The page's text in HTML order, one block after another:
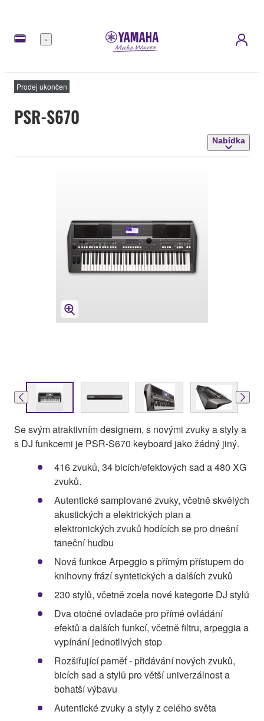
Nabídka
Prodej ukončen
PSR-S670
Nabídka
Se svým atraktivním designem, s novými zvuky a styly a
s DJ funkcemi je PSR-S670 keyboard jako žádný jiný.
416 zvuků, 34 bicích/efektových sad a 480 XG
zvuků.
Autentické samplované zvuky, včetně skvělých
akustických a elektrických pian a
elektronických zvuků hodících se pro dnešní
taneční hudbu
Nová funkce Arpeggio s přímým přístupem do
knihovny frází syntetických a dalších zvuků
230 stylů, včetně zcela nové kategorie DJ stylů
Dva otočné ovladače pro přímé ovládání
efektů a dalších funkcí, včetně filtru, arpeggia a
vypínání jednotlivých stop
Rozšiřující paměť - přidávání nových zvuků,
bicích sad a stylů pro větší univerzálnost a
bohatší výbavu
Autentické zvuky a styly z celého světa